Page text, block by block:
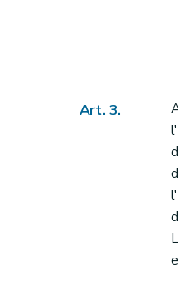
Art. 3.